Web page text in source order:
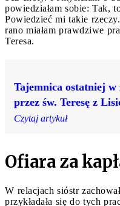
powiedziałam sobie: Tak,
Powiedzieć mi takie
rano miałam prawdziwe
Teresa.
Tajemnica ostatniej
przez św. Teresę z
Czytaj artykuł
Ofiara za
W relacjach sióstr
przykładała się do tych